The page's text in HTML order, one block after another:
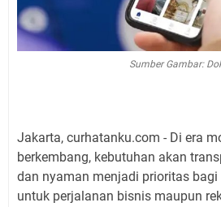
Sumber Gambar:
Jakarta, curhatanku.com - Di era
berkembang, kebutuhan akan
dan nyaman menjadi prioritas
untuk perjalanan bisnis maupun